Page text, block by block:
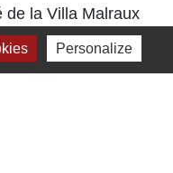
de la Villa Malraux
du repas champêtre
Personalize